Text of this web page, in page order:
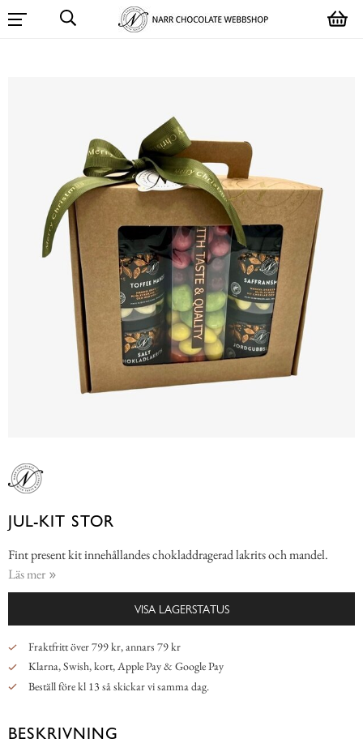
JUL-KIT STOR
Fint present kit innehållandes chokladdragerad lakrits och mandel.
Läs mer
VISA LAGERSTATUS
Fraktfritt över 799 kr, annars 79 kr
Klarna, Swish, kort, Apple Pay & Google Pay
Beställ före kl 13 så skickar vi samma dag.
BESKRIVNING